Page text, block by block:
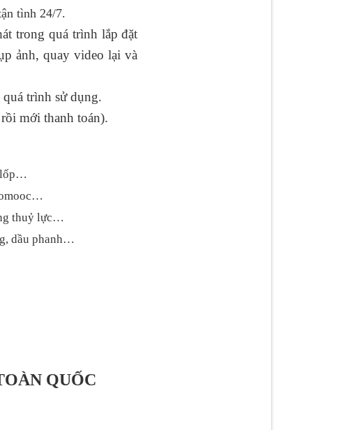
tình 24/7.
trong quá trình lắp đặt
ảnh, quay video lại và
trình sử dụng.
mới thanh toán).
lốp…
thuỷ lực…
dầu phanh…
QUỐC